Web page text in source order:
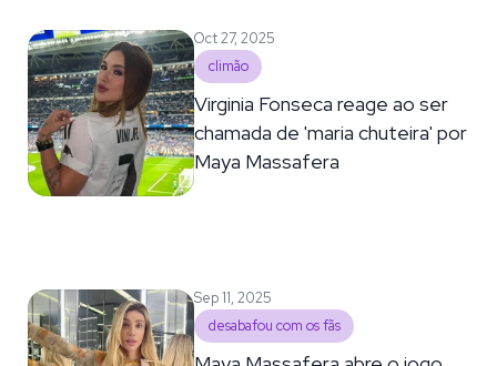
Oct 27, 2025
climão
Virginia Fonseca reage ao ser
chamada de 'maria chuteira' por
Maya Massafera
Sep 11, 2025
desabafou com os fãs